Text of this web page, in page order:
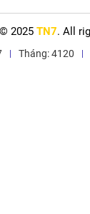
2025 TN7. All
Tháng: 4120